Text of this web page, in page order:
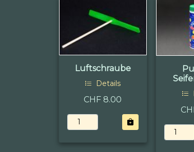
Luftschraube
Details
CHF 8.00